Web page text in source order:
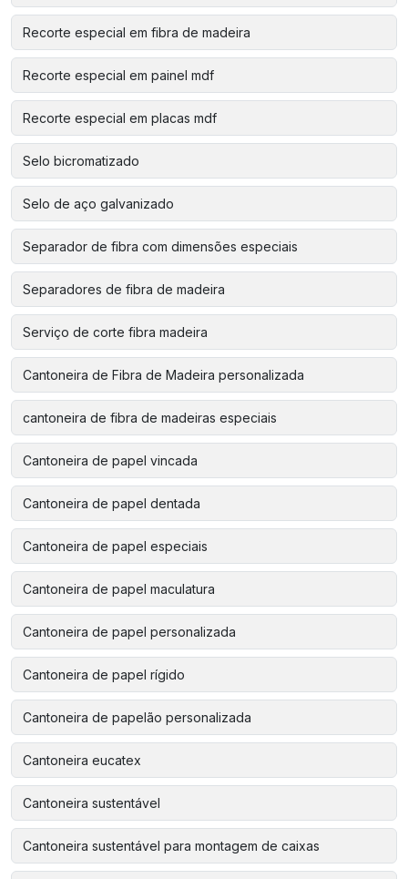
Recorte especial em fibra de madeira
Recorte especial em painel mdf
Recorte especial em placas mdf
Selo bicromatizado
Selo de aço galvanizado
Separador de fibra com dimensões especiais
Separadores de fibra de madeira
Serviço de corte fibra madeira
Cantoneira de Fibra de Madeira personalizada
cantoneira de fibra de madeiras especiais
Cantoneira de papel vincada
Cantoneira de papel dentada
Cantoneira de papel especiais
Cantoneira de papel maculatura
Cantoneira de papel personalizada
Cantoneira de papel rígido
Cantoneira de papelão personalizada
Cantoneira eucatex
Cantoneira sustentável
Cantoneira sustentável para montagem de caixas